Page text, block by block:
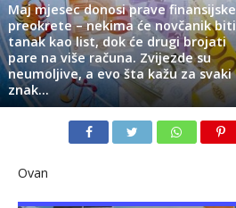
Maj mjesec donosi prave finansijske
preokrete – nekima će novčanik biti
tanak kao list, dok će drugi brojati
pare na više računa. Zvijezde su
neumoljive, a evo šta kažu za svaki
znak…
Ovan